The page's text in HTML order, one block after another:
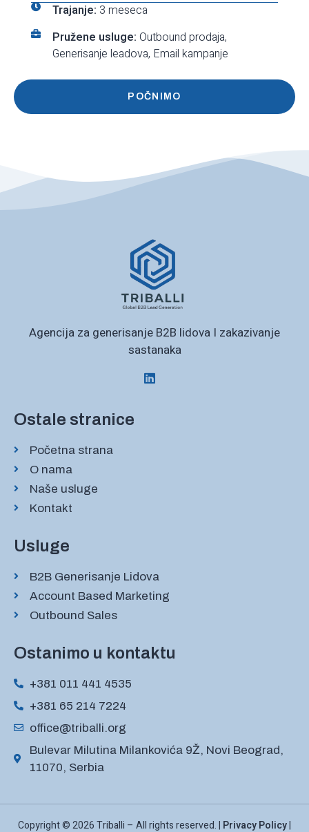
Trajanje: 3 meseca
Pružene usluge: Outbound prodaja,
Generisanje leadova, Email kampanje
POČNIMO
Agencija za generisanje B2B lidova I zakazivanje
sastanaka
Ostale stranice
Početna strana
O nama
Naše usluge
Kontakt
Usluge
B2B Generisanje Lidova
Account Based Marketing
Outbound Sales
Ostanimo u kontaktu
+381 011 441 4535
+381 65 214 7224
office@triballi.org
Bulevar Milutina Milankovića 9Ž, Novi Beograd,
11070, Serbia
Copyright © 2026 Triballi – All rights reserved. | Privacy Policy|